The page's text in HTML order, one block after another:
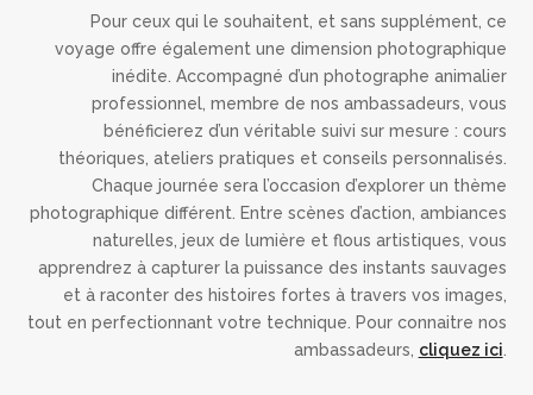
Pour ceux qui le souhaitent, et sans supplément, ce
voyage offre également une dimension photographique
inédite. Accompagné d’un photographe animalier
professionnel, membre de nos ambassadeurs, vous
bénéficierez d’un véritable suivi sur mesure : cours
théoriques, ateliers pratiques et conseils personnalisés.
Chaque journée sera l’occasion d’explorer un thème
photographique différent. Entre scènes d’action, ambiances
naturelles, jeux de lumière et flous artistiques, vous
apprendrez à capturer la puissance des instants sauvages
et à raconter des histoires fortes à travers vos images,
tout en perfectionnant votre technique.
Pour connaitre nos
ambassadeurs, cliquez ici